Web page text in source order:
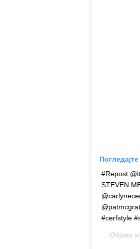
#Repost
STEVEN
#cerfstyle
Објава